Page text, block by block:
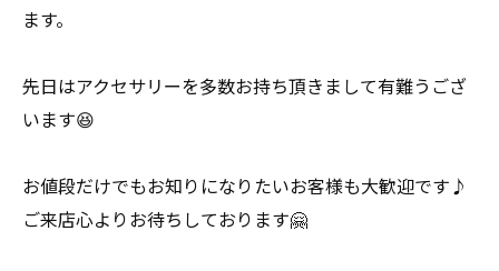
ます。
先日はアクセサリーを多数お持ち頂きまして有難うござ
います😆
お値段だけでもお知りになりたいお客様も大歓迎です♪
ご来店心よりお待ちしております🤗